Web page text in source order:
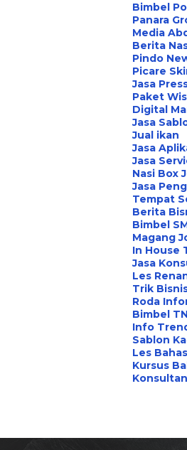
Bimbel
Panara
Media
Berita
Pindo
Picare
Jasa
Paket
Digital
Jasa
Jual ikan
Jasa
Jasa
Nasi Box
Jasa
Tempat
Berita
Bimbel
Magang
In House
Jasa
Les
Trik
Roda
Bimbel
Info
Sablon
Les
Kursus